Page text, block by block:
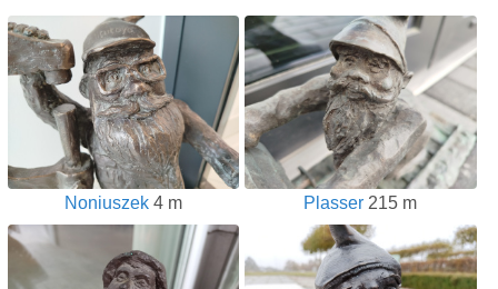
Noniuszek 4 m Plasser 215 m